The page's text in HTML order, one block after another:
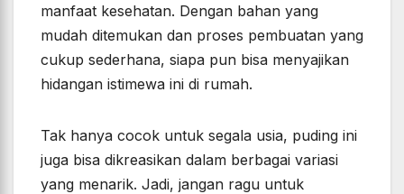
manfaat kesehatan. Dengan bahan yang
mudah ditemukan dan proses pembuatan yang
cukup sederhana, siapa pun bisa menyajikan
hidangan istimewa ini di rumah.
Tak hanya cocok untuk segala usia, puding ini
juga bisa dikreasikan dalam berbagai variasi
yang menarik. Jadi, jangan ragu untuk